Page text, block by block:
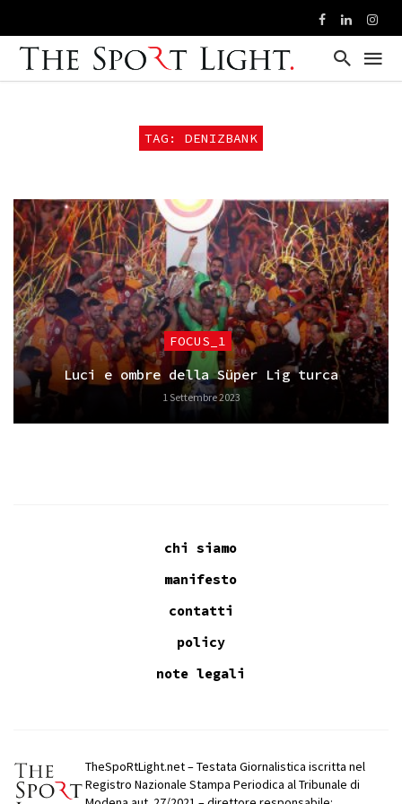
TAG: DENIZBANK
FOCUS_1
Luci e ombre della Süper Lig turca
1 Settembre 2023
chi siamo
manifesto
contatti
policy
note legali
TheSpoRtLight.net – Testata Giornalistica iscritta nel
Registro Nazionale Stampa Periodica al Tribunale di